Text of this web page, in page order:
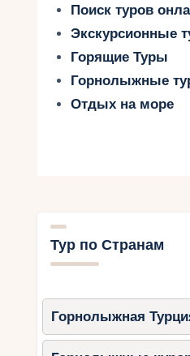
Поиск туров
Экскурсионные
Горящие Туры
Горнолыжные
Отдых на море
Тур по Странам
Горнолыжная